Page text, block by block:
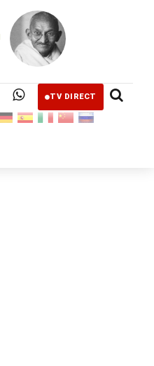
TV DIRECT